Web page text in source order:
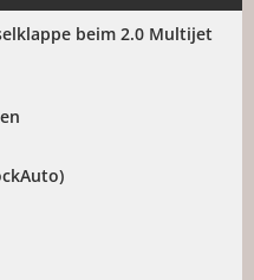
beim 2.0 Multijet